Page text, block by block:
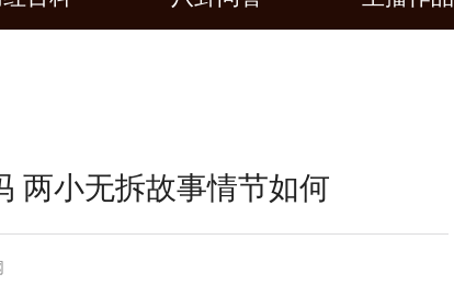
两小无拆故事情节如何